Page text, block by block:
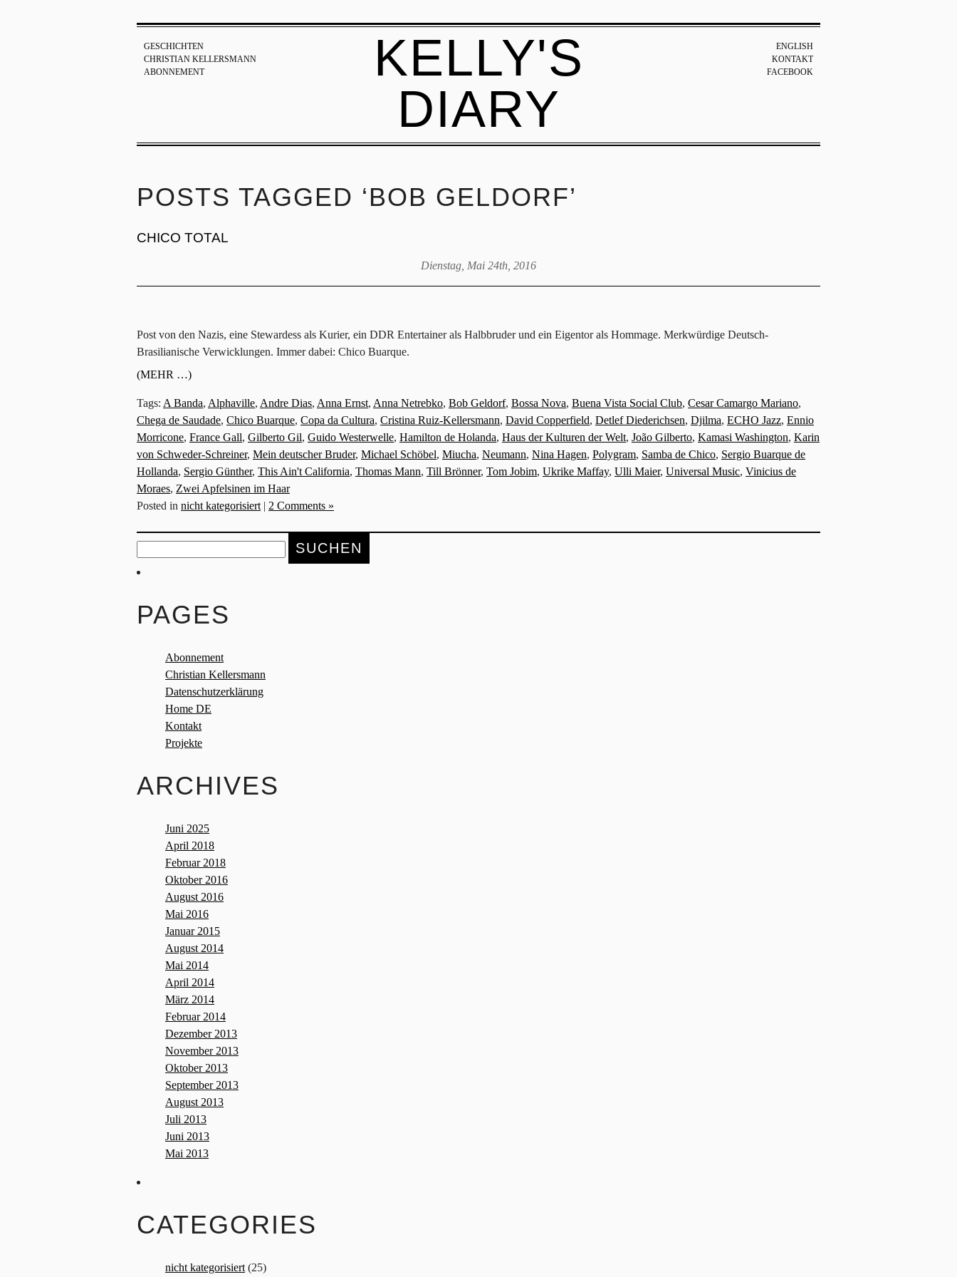
GESCHICHTEN
CHRISTIAN KELLERSMANN
ABONNEMENT
KELLY'S
DIARY
ENGLISH
KONTAKT
FACEBOOK
POSTS TAGGED ‘BOB GELDORF’
CHICO TOTAL
Dienstag, Mai 24th, 2016
Post von den Nazis, eine Stewardess als Kurier, ein DDR Entertainer als Halbbruder und ein Eigentor als Hommage. Merkwürdige Deutsch-
Brasilianische Verwicklungen. Immer dabei: Chico Buarque.
(MEHR …)
Tags: A Banda, Alphaville, Andre Dias, Anna Ernst, Anna Netrebko, Bob Geldorf, Bossa Nova, Buena Vista Social Club, Cesar Camargo Mariano,
Chega de Saudade, Chico Buarque, Copa da Cultura, Cristina Ruiz-Kellersmann, David Copperfield, Detlef Diederichsen, Djilma, ECHO Jazz, Ennio
Morricone, France Gall, Gilberto Gil, Guido Westerwelle, Hamilton de Holanda, Haus der Kulturen der Welt, João Gilberto, Kamasi Washington, Karin
von Schweder-Schreiner, Mein deutscher Bruder, Michael Schöbel, Miucha, Neumann, Nina Hagen, Polygram, Samba de Chico, Sergio Buarque de
Hollanda, Sergio Günther, This Ain't California, Thomas Mann, Till Brönner, Tom Jobim, Ukrike Maffay, Ulli Maier, Universal Music, Vinicius de
Moraes, Zwei Apfelsinen im Haar
Posted in nicht kategorisiert| 2 Comments »
Suche
nach:
PAGES
Abonnement
Christian Kellersmann
Datenschutzerklärung
Home DE
Kontakt
Projekte
ARCHIVES
Juni 2025
April 2018
Februar 2018
Oktober 2016
August 2016
Mai 2016
Januar 2015
August 2014
Mai 2014
April 2014
März 2014
Februar 2014
Dezember 2013
November 2013
Oktober 2013
September 2013
August 2013
Juli 2013
Juni 2013
Mai 2013
CATEGORIES
nicht kategorisiert (25)